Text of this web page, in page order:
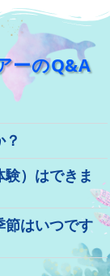
ーのQ&A
験）はできま
節はいつです